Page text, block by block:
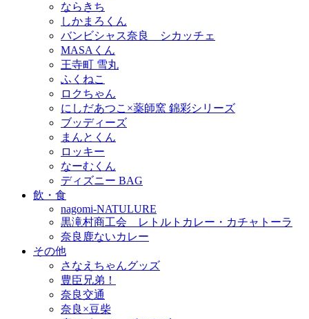
ならきち
しかまろくん
バンビシャス奈良 シカッチェ
MASAくん
王寺町 雪丸
ふくねこ
ロクちゃん
にしだあつこ×薬師窯 錦彩シリーズ
ブッディーズ
まんとくん
ロッキー
なーむくん
ディズニー BAG
飲・食
nagomi-NATULURE
黒滝村商工会 レトルトカレー・カチャトーラ
奈良鹿ないカレー
その他
さなえちゃんグッズ
豊臣兄弟！
奈良交通
奈良×豆柴